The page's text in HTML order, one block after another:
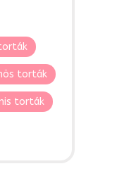
torták
torták